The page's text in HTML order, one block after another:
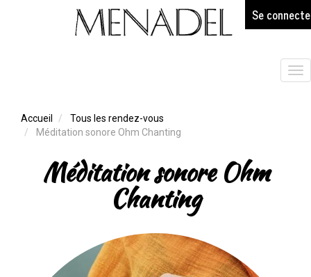
Se
Accueil
Tous les rendez-vous
Méditation sonore Ohm Chanting
Méditation sonore Ohm
Chanting